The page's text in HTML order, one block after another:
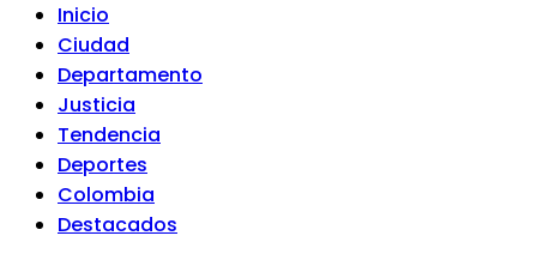
Inicio
Ciudad
Departamento
Justicia
Tendencia
Deportes
Colombia
Destacados